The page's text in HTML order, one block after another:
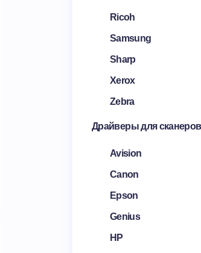
Ricoh
Samsung
Sharp
Xerox
Zebra
Драйверы для сканеров
Avision
Canon
Epson
Genius
HP